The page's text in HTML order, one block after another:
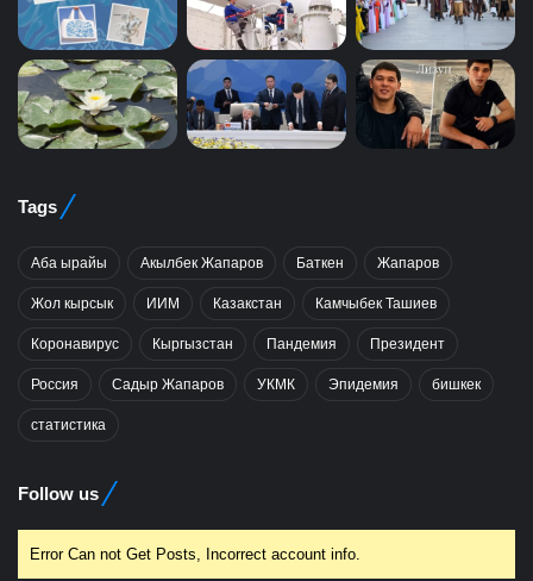
Tags
Аба ырайы Акылбек Жапаров Баткен Жапаров
Жол кырсык ИИМ Казакстан Камчыбек Ташиев
Коронавирус Кыргызстан Пандемия Президент
Россия Садыр Жапаров УКМК Эпидемия бишкек
статистика
Follow us
Error Can not Get Posts, Incorrect account info.